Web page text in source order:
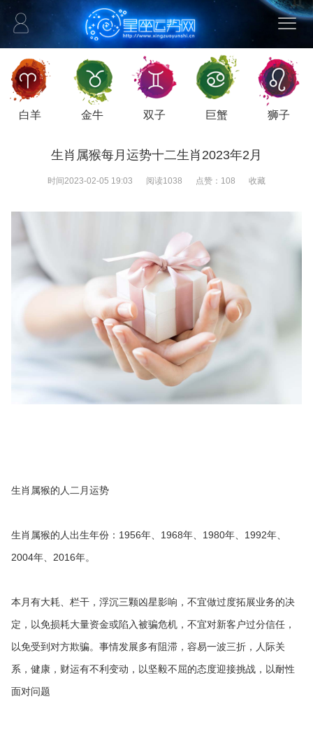
白羊 金牛 双子 巨蟹 狮子
生肖属猴每月运势十二生肖2023年2月
时间2023-02-05 19:03 阅读1038 点赞： 108 收藏
生肖属猴的人二月运势
生肖属猴的人出生年份：1956年、1968年、1980年、1992年、
2004年、2016年。
本月有大耗、栏干，浮沉三颗凶星影响，不宜做过度拓展业务的决
定，以免损耗大量资金或陷入被骗危机，不宜对新客户过分信任，
以免受到对方欺骗。事情发展多有阻滞，容易一波三折，人际关
系，健康，财运有不利变动，以坚毅不屈的态度迎接挑战，以耐性
面对问题